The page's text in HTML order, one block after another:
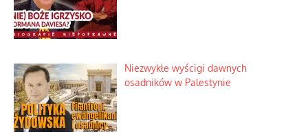
Niezwykłe wyścigi dawnych
osadników w Palestynie